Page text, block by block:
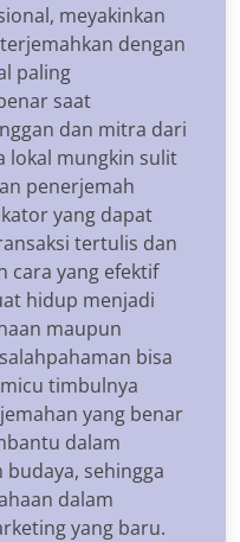
meyakinkan
dengan
paling
saat
dan mitra dari
lokal mungkin sulit
penerjemah
yang dapat
tertulis dan
cara yang efektif
hidup menjadi
maupun
bisa
timbulnya
yang benar
dalam
sehingga
dalam
yang baru.